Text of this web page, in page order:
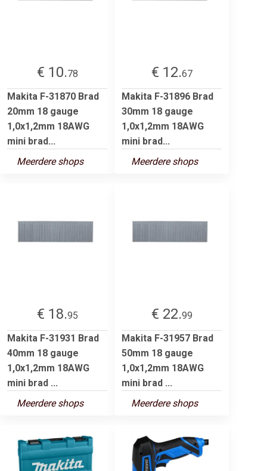
€ 10.78
Makita F-31870 Brad
20mm 18 gauge
1,0x1,2mm 18AWG
mini brad...
Meerdere shops
€ 12.67
Makita F-31896 Brad
30mm 18 gauge
1,0x1,2mm 18AWG
mini brad...
Meerdere shops
€ 18.95
Makita F-31931 Brad
40mm 18 gauge
1,0x1,2mm 18AWG
mini brad ...
Meerdere shops
€ 22.99
Makita F-31957 Brad
50mm 18 gauge
1,0x1,2mm 18AWG
mini brad ...
Meerdere shops